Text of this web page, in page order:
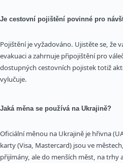
Je cestovní pojištění povinné pro
Pojištění je vyžadováno. Ujistěte se, že
evakuaci a zahrnuje připojištění pro
dostupných cestovních pojistek totiž
vylučuje.
Jaká měna se používá na Ukrajině?
Oficiální měnou na Ukrajině je hřivna
karty (Visa, Mastercard) jsou ve
přijímány, ale do menších měst, na trhy